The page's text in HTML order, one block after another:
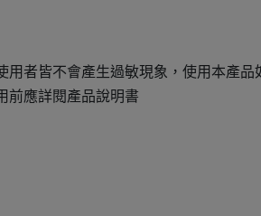
用者皆不會產生過敏現象，使用本產
前應詳閱產品說明書